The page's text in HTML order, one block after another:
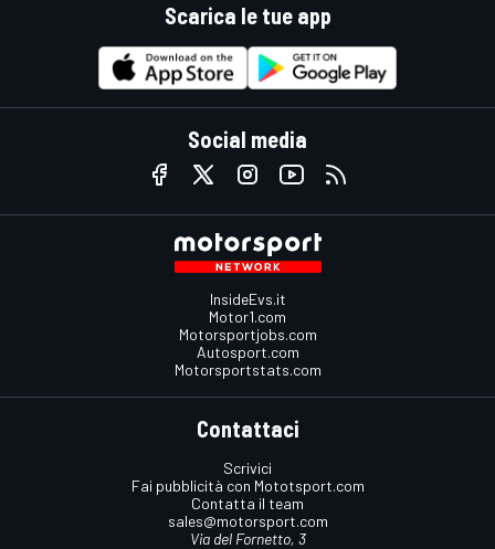
Scarica le tue app
Social media
InsideEvs.it
Motor1.com
Motorsportjobs.com
Autosport.com
Motorsportstats.com
Contattaci
Scrivici
Fai pubblicità con Mototsport.com
Contatta il team
sales@motorsport.com
Via del Fornetto, 3